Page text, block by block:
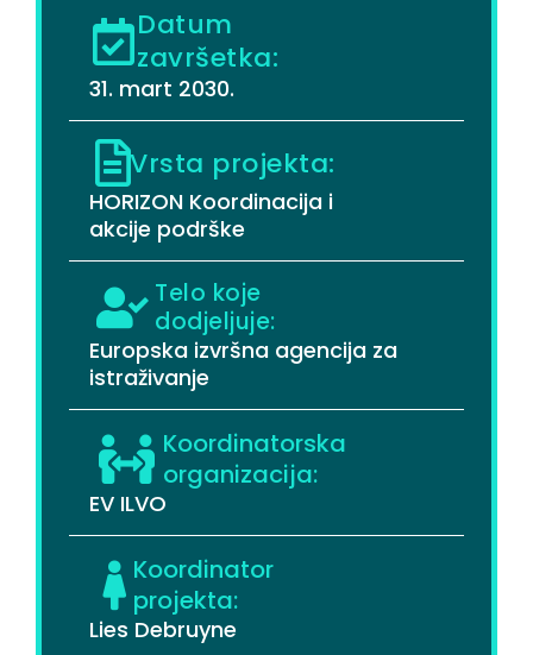
Datum
završetka:
31. mart 2030.
Vrsta projekta:
HORIZON Koordinacija i
akcije podrške
Telo koje
dodjeljuje:
Europska izvršna agencija za
istraživanje
Koordinatorska
organizacija:
EV ILVO
Koordinator
projekta:
Lies Debruyne